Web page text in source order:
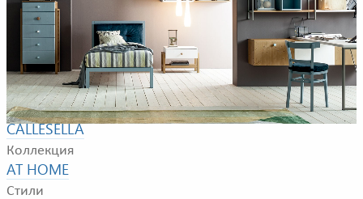
Композиция для детской в современном стиле. Сюда
входят: кровать, тумба, шкаф. Все предметы из
композиции доступны по запросу.
Фабрика
CALLESELLA
Коллекция
AT HOME
Стили